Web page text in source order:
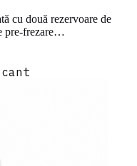
cu două rezervoare de
pre-frezare…